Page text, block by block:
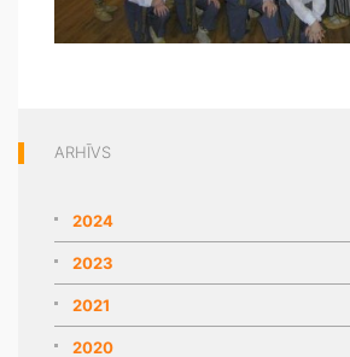
ARHĪVS
2024
2023
2021
2020